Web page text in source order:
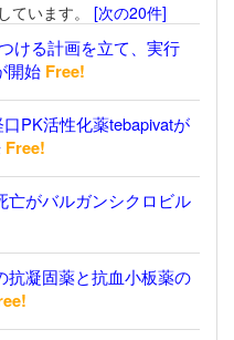
ています。 [次の20件]
ける計画を立て、実行
開始 Free!
PK活性化薬tebapivatが
Free!
亡がバルガンシクロビル
抗凝固薬と抗血小板薬の